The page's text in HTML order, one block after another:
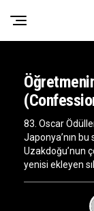
83. Oscar
Japonya’nın
Uzakdoğu’nun
yenisi ekleyen